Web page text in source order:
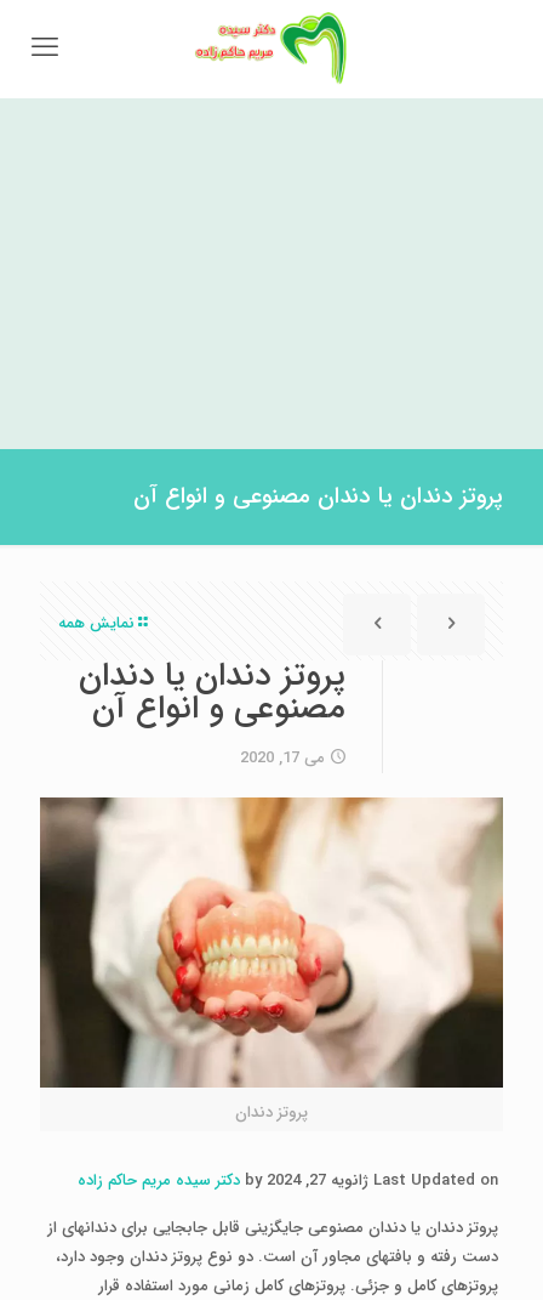
پروتز دندان یا دندان مصنوعی و انواع آن
نمایش همه
پروتز دندان یا دندان
مصنوعی و انواع آن
می 17, 2020
پروتز دندان
Last Updated on ژانویه 27, 2024 by
دکتر سیده مریم حاکم زاده
پروتز دندان یا دندان مصنوعی جایگزینی قابل جابجایی برای دندان­های از
دست رفته و بافت­های مجاور آن است. دو نوع پروتز دندان وجود دارد،
پروتزهای کامل و جزئی. پروتزهای کامل زمانی مورد استفاده قرار